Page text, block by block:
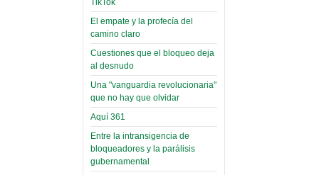
Leer Más...
Posesionan a dirigentes de
Asociación de Docentes
Domingo, 14 Agosto 2022
Leer Más...
Palaciega 8)
El Infamatorio
Miércoles, 19 Junio 2019
Read more...
Cosmética
descolonizadora
(Miscelánea
palaciega 7)
El Infamatorio
Lunes, 27 Mayo 2019
El empate y la profecía del
camino claro
Cuestiones que el bloqueo deja
al desnudo
Una "vanguardia revolucionaria"
que no hay que olvidar
Aquí 361
Entre la intransigencia de
bloqueadores y la parálisis
gubernamental